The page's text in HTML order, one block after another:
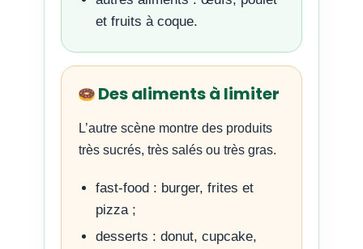
et fruits à coque.
Des aliments à limiter
L’autre scène montre des produits
très sucrés, très salés ou très gras.
fast-food : burger, frites et
pizza ;
desserts : donut, cupcake,